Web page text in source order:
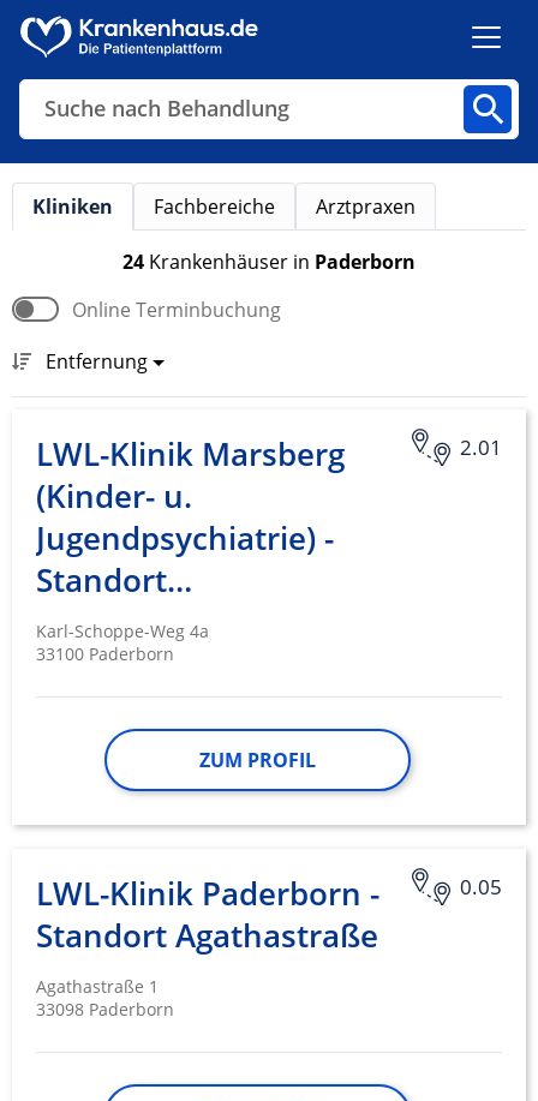
Suche nach Behandlung
Kliniken Fachbereiche Arztpraxen
24 Krankenhäuser in Paderborn
Online Terminbuchung
Entfernung
2.01
LWL-Klinik Marsberg
(Kinder- u.
Jugendpsychiatrie) -
Standort…
Karl-Schoppe-Weg 4a
33100 Paderborn
ZUM PROFIL
0.05
LWL-Klinik Paderborn -
Standort Agathastraße
Agathastraße 1
33098 Paderborn